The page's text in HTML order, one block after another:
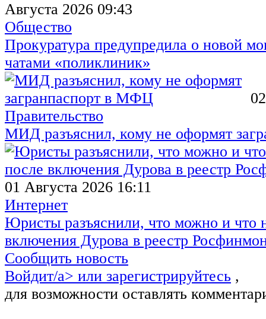
Августа 2026 09:43
Общество
Прокуратура предупредила о новой
чатами «поликлиник»
Правительство
МИД разъяснил, кому не оформят
01 Августа 2026 16:11
Интернет
Юристы разъяснили, что можно и что
включения Дурова в реестр
Сообщить новость
Войдит/a> или зарегистрируйтесь ,
для возможности оставлять